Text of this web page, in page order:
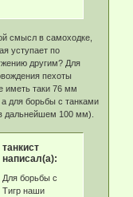
смысл в самоходке,
уступает по
другим? Для
пехоты
иметь таки 76 мм
для борьбы с танками
дальнейшем 100 мм).
танкист
написал(а):
Для борьбы с
Тигр наши